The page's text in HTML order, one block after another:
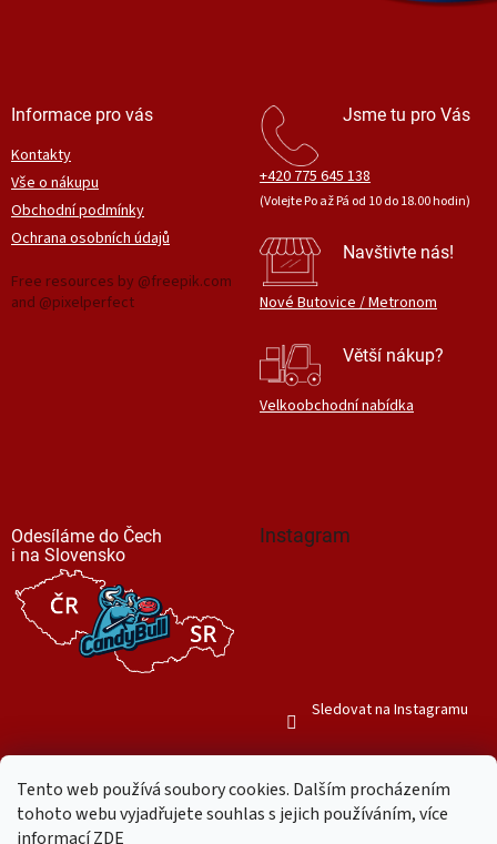
Tento web používá soubory cookies. Dalším procházením
tohoto webu vyjadřujete souhlas s jejich používáním, více
informacíZDE
Informace pro vás
Kontakty
Vše o nákupu
Obchodní podmínky
Ochrana osobních údajů
Free resources by @freepik.com
and @pixelperfect
Jsme tu pro Vás
+420 775 645 138
(Volejte Po až Pá od 10 do 18.00 hodin)
Navštivte nás!
Nové Butovice / Metronom
Větší nákup?
Velkoobchodní nabídka
Odesíláme do Čech
i na Slovensko
Instagram
Sledovat na Instagramu